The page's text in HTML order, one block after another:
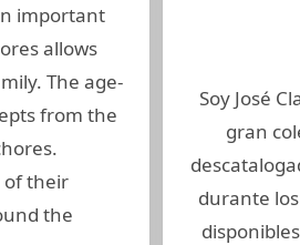
important
allows
The age-
from the
of their
the
Soy José
gran
durante